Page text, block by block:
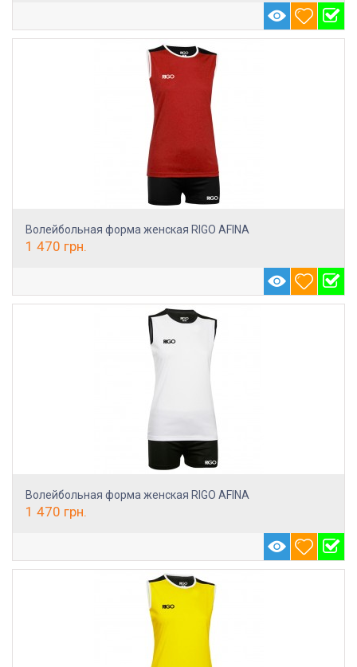
Волейбольная форма женская RIGO AFINA
1 470 грн.
Волейбольная форма женская RIGO AFINA
1 470 грн.